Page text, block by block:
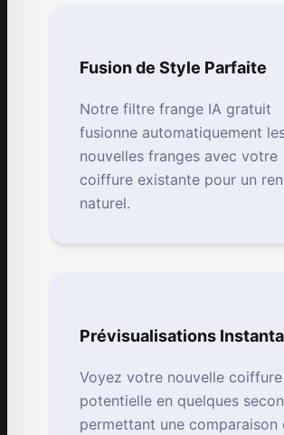
Fusion de Style Parfaite
Notre filtre frange IA gratuit
fusionne automatiquement
nouvelles franges avec votre
coiffure existante pour un
naturel.
Prévisualisations
Voyez votre nouvelle coiffure
potentielle en quelques
permettant une comparaison